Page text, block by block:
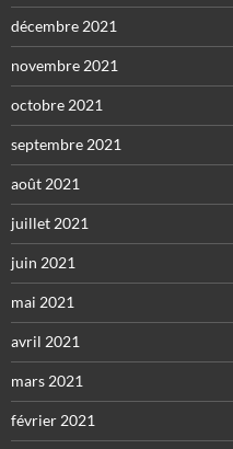
décembre 2021
novembre 2021
octobre 2021
septembre 2021
août 2021
juillet 2021
juin 2021
mai 2021
avril 2021
mars 2021
février 2021